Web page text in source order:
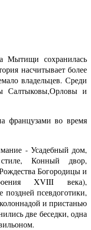
Мытищи сохранилась
насчитывает более
владельцев. Среди
Салтыковы,Орловы и
французами во время
- Усадебный дом,
Конный двор,
Богородицы и
XVIII века),
поздней псевдоготики,
и пристанью
две беседки, одна